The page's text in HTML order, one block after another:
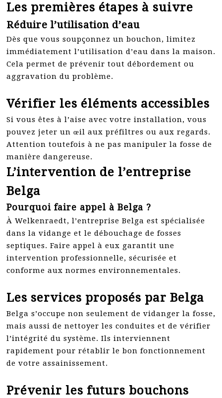
Les premières étapes à suivre
Réduire l’utilisation d’eau
Dès que vous soupçonnez un bouchon, limitez
immédiatement l’utilisation d’eau dans la maison.
Cela permet de prévenir tout débordement ou
aggravation du problème.
Vérifier les éléments accessibles
Si vous êtes à l’aise avec votre installation, vous
pouvez jeter un œil aux préfiltres ou aux regards.
Attention toutefois à ne pas manipuler la fosse de
manière dangereuse.
L’intervention de l’entreprise
Belga
Pourquoi faire appel à Belga ?
À Welkenraedt, l’entreprise Belga est spécialisée
dans la vidange et le débouchage de fosses
septiques. Faire appel à eux garantit une
intervention professionnelle, sécurisée et
conforme aux normes environnementales.
Les services proposés par Belga
Belga s’occupe non seulement de vidanger la fosse,
mais aussi de nettoyer les conduites et de vérifier
l’intégrité du système. Ils interviennent
rapidement pour rétablir le bon fonctionnement
de votre assainissement.
Prévenir les futurs bouchons